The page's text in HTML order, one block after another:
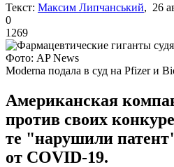
Текст: Максим Липчанський, 26
0
1269
Фото: AP News
Moderna подала в суд на Pfizer и
Американская
против своих
те "нарушили
от COVID-19.